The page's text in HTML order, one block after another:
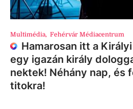
Multimédia, Fehérvár Médiacentrum
Hamarosan itt a
egy igazán király
nektek! Néhány nap, és
titokra!